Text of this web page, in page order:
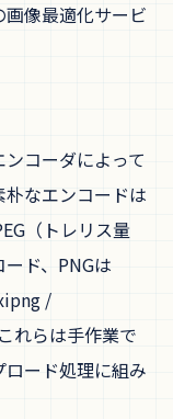
像最適化サービ
コーダによって
なエンコードは
（トレリス量
ド、PNGは
/
れらは手作業で
ード処理に組み